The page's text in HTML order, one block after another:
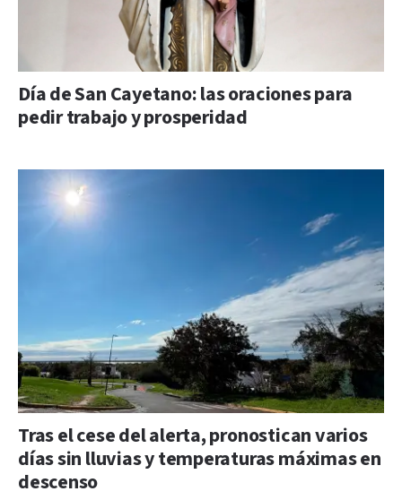
Día de San Cayetano: las oraciones para
pedir trabajo y prosperidad
Tras el cese del alerta, pronostican varios
días sin lluvias y temperaturas máximas en
descenso